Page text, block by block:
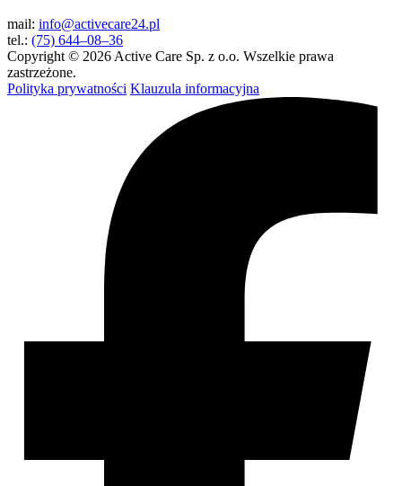
mail: info@activecare24.pl
tel.: (75) 644–08–36
Copyright © 2026 Active Care Sp. z o.o. Wszelkie prawa
zastrzeżone.
Polityka prywatności Klauzula informacyjna